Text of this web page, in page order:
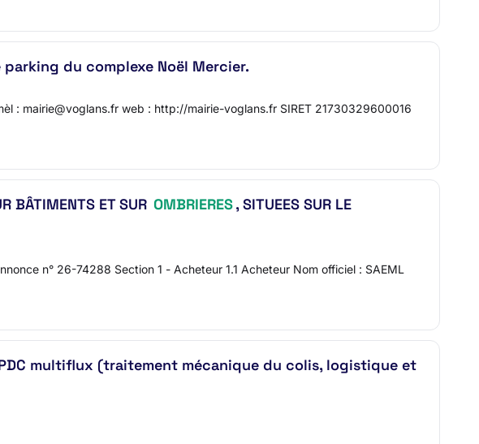
du complexe Noël Mercier.
: mairie@voglans.fr web : http://mairie-voglans.fr SIRET 21730329600016
BÂTIMENTS ET SUR OMBRIERES, SITUEES SUR LE
n° 26-74288 Section 1 - Acheteur 1.1 Acheteur Nom officiel : SAEML
multiflux (traitement mécanique du colis, logistique et